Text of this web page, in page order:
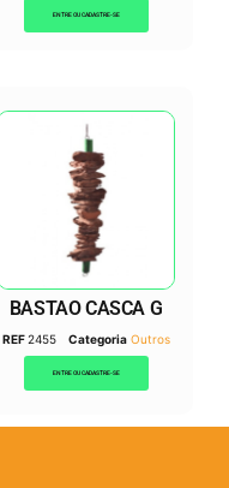
ENTRE OU CADASTRE-SE
BASTAO CASCA G
REF2455 Categoria Outros
ENTRE OU CADASTRE-SE